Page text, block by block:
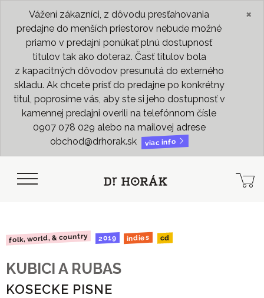
Vážení zákazníci, z dôvodu presťahovania
predajne do menších priestorov nebude možné
priamo v predajni ponúkať plnú dostupnosť
titulov tak ako doteraz. Časť titulov bola
z kapacitných dôvodov presunutá do externého
skladu. Ak chcete prísť do predajne po konkrétny
titul, poprosíme vás, aby ste si jeho dostupnosť v
kamennej predajni overili na telefónnom čísle
0907 078 029 alebo na mailovej adrese
obchod@drhorak.sk
viac info
×
folk, world, & country 2019 indies cd
KUBICI A RUBAS
KOSECKE PISNE